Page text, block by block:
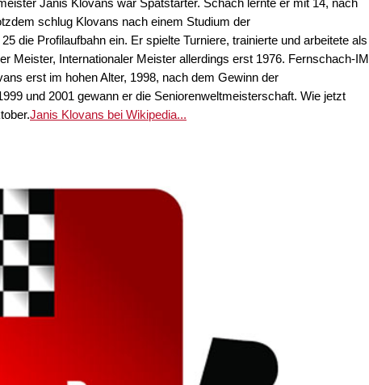
schlug Klovans nach einem Studium der
die Profilaufbahn ein. Er spielte Turniere, trainierte und arbeitete als
Meister, Internationaler Meister allerdings erst 1976. Fernschach-IM
erst im hohen Alter, 1998, nach dem Gewinn der
und 2001 gewann er die Seniorenweltmeisterschaft. Wie jetzt
Janis Klovans bei Wikipedia...